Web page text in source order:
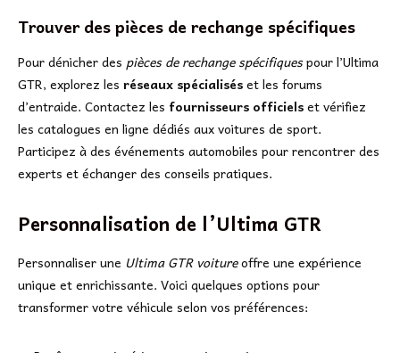
Trouver des pièces de rechange spécifiques
Pour dénicher des pièces de rechange spécifiquespour l’Ultima
GTR, explorez les réseaux spécialiséset les forums
d’entraide. Contactez les fournisseurs officielset vérifiez
les catalogues en ligne dédiés aux voitures de sport.
Participez à des événements automobiles pour rencontrer des
experts et échanger des conseils pratiques.
Personnalisation de l’Ultima GTR
Personnaliser une Ultima GTR voitureoffre une expérience
unique et enrichissante. Voici quelques options pour
transformer votre véhicule selon vos préférences: